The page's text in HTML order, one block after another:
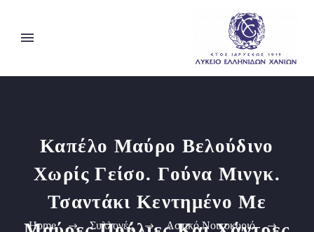
Καπέλο Μαύρο Βελούδινο
Χωρίς Γείσο. Γούνα Μινγκ.
Τσαντάκι Κεντημένο Με
Home Συλλογές
Αστικό Νοικοκυριό